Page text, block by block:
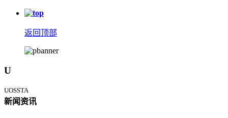
返回顶部
U
UOSSTA
新闻资讯